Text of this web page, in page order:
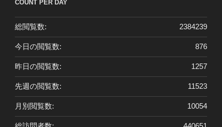
COUNT PER DAY
2384239
総閲覧数:
876
今日の閲覧数:
1257
昨日の閲覧数:
11523
先週の閲覧数:
10054
月別閲覧数: